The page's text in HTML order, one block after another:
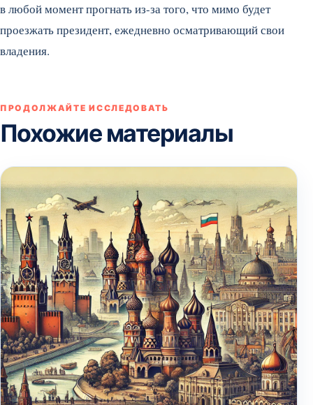
в любой момент прогнать из-за того, что мимо будет
проезжать президент, ежедневно осматривающий свои
владения.
ПРОДОЛЖАЙТЕ ИССЛЕДОВАТЬ
Похожие материалы